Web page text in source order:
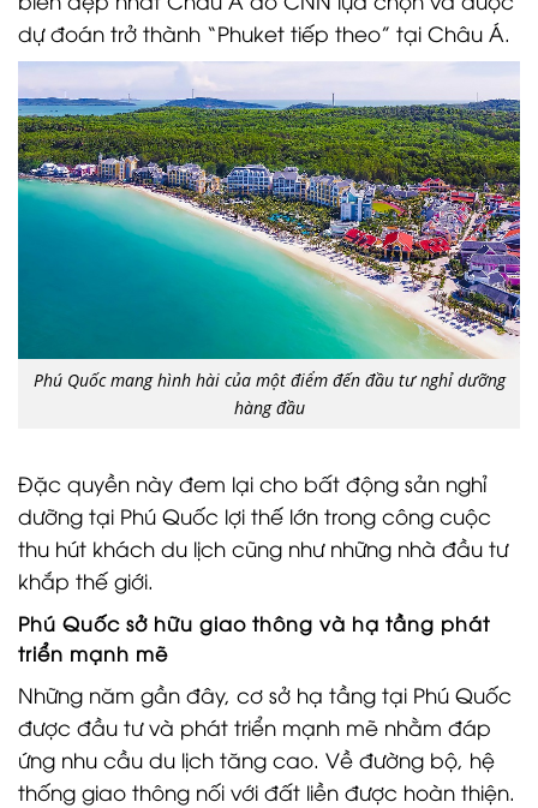
dự đoán trở thành “Phuket tiếp theo” tại Châu Á.
Phú Quốc mang hình hài của một điểm đến đầu tư nghỉ dưỡng
hàng đầu
Đặc quyền này đem lại cho bất động sản nghỉ
dưỡng tại Phú Quốc lợi thế lớn trong công cuộc
thu hút khách du lịch cũng như những nhà đầu tư
khắp thế giới.
Phú Quốc sở hữu giao thông và hạ tầng phát
triển mạnh mẽ
Những năm gần đây, cơ sở hạ tầng tại Phú Quốc
được đầu tư và phát triển mạnh mẽ nhằm đáp
ứng nhu cầu du lịch tăng cao. Về đường bộ, hệ
thống giao thông nối với đất liền được hoàn thiện.